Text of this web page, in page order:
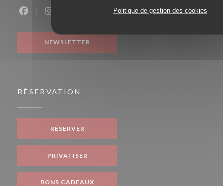
Politique de gestion des cookies
NEWSLETTER
RÉSERVATION
RÉSERVER
PRIVATISER
BONS CADEAUX